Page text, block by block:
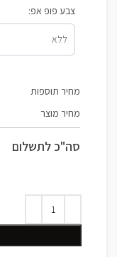
צבע פופ אפ:
מחיר תוספות
מחיר מוצר
סה"כ לתשלום